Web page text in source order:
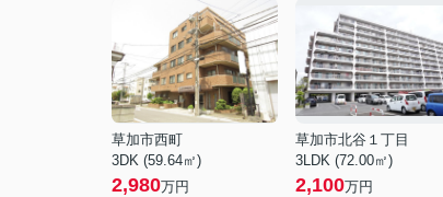
草加市西町
3DK (59.64㎡)
2,980万円
草加市北谷１丁目
3LDK (72.00㎡)
2,100万円